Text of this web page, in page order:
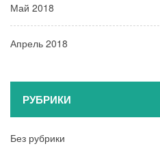
Май 2018
Апрель 2018
РУБРИКИ
Без рубрики